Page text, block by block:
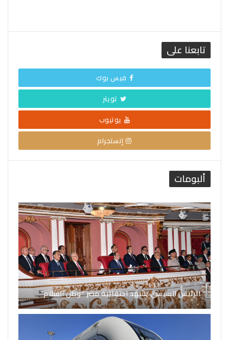
تابعنا على
فيس بوك
تويتر
يوتيوب
إنستجرام
ألبومات
الرئيس السيسي يشهد احتفالية مصر “وطن السلام”